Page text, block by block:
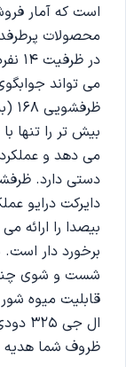
است که آمار
محصولات
می تواند
می دهد و
دایرکت درایو
بیصدا را ارائه
برخورد دار
شست و شوی
قابلیت میوه
ال
ظروف شما هدیه